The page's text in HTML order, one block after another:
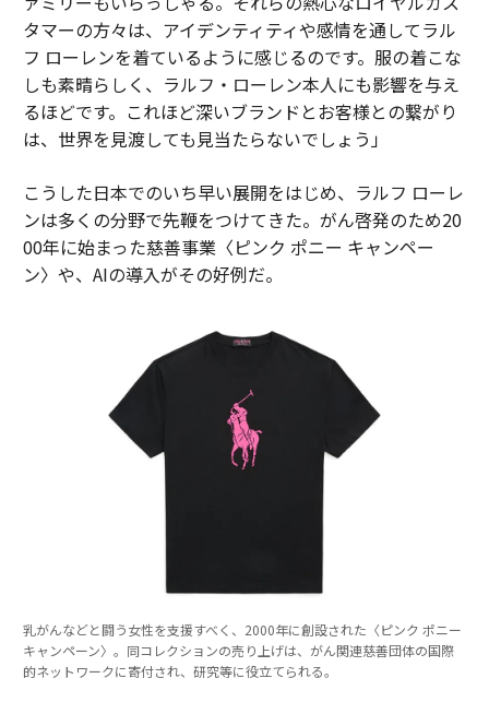
タマーの方々は、アイデンティティや感情を通してラル
フ ローレンを着ているように感じるのです。服の着こな
しも素晴らしく、ラルフ・ローレン本人にも影響を与え
るほどです。これほど深いブランドとお客様との繋がり
は、世界を見渡しても見当たらないでしょう」
こうした日本でのいち早い展開をはじめ、ラルフ ローレ
ンは多くの分野で先鞭をつけてきた。がん啓発のため20
00年に始まった慈善事業〈ピンク ポニー キャンペー
ン〉や、AIの導入がその好例だ。
乳がんなどと闘う女性を支援すべく、2000年に創設された〈ピンク ポニー
キャンペーン〉。同コレクションの売り上げは、がん関連慈善団体の国際
的ネットワークに寄付され、研究等に役立てられる。